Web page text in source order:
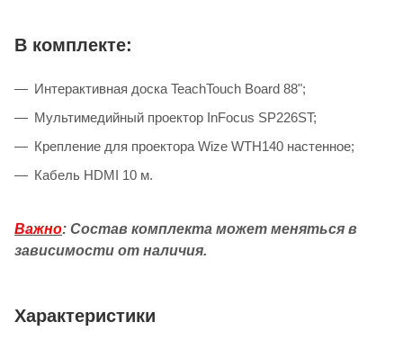
В комплекте:
Интерактивная доска TeachTouch Board 88";
Мультимедийный проектор InFocus SP226ST;
Крепление для проектора Wize WTH140 настенное;
Кабель HDMI 10 м.
Важно: Состав комплекта может меняться в
зависимости от наличия.
Характеристики